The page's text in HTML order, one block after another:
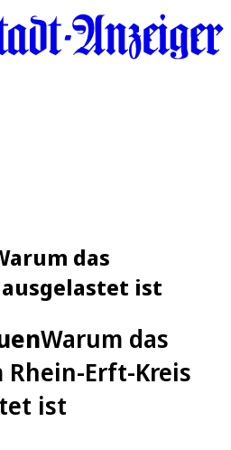
das
ist
Warum das
Rhein-Erft-Kreis
ist